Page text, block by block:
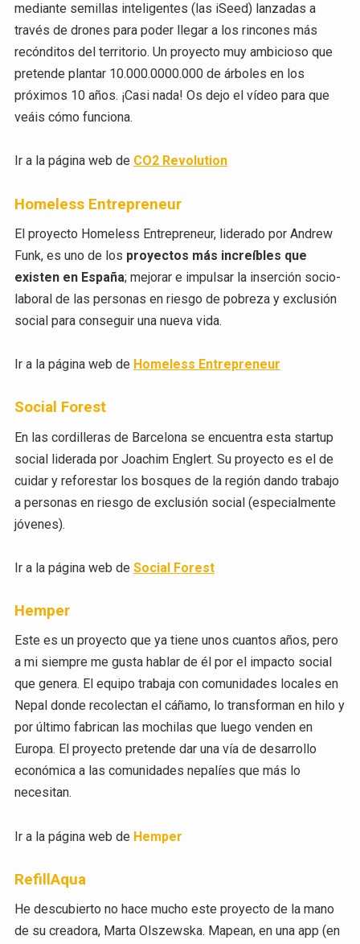
mediante semillas inteligentes (las iSeed) lanzadas a
través de drones para poder llegar a los rincones más
recónditos del territorio. Un proyecto muy ambicioso que
pretende plantar 10.000.0000.000 de árboles en los
próximos 10 años. ¡Casi nada! Os dejo el vídeo para que
veáis cómo funciona.
Ir a la página web de CO2 Revolution
Homeless Entrepreneur
El proyecto Homeless Entrepreneur, liderado por Andrew
Funk, es uno de los proyectos más increíbles que
existen en España; mejorar e impulsar la inserción socio-
laboral de las personas en riesgo de pobreza y exclusión
social para conseguir una nueva vida.
Ir a la página web de Homeless Entrepreneur
Social Forest
En las cordilleras de Barcelona se encuentra esta startup
social liderada por Joachim Englert. Su proyecto es el de
cuidar y reforestar los bosques de la región dando trabajo
a personas en riesgo de exclusión social (especialmente
jóvenes).
Ir a la página web de Social Forest
Hemper
Este es un proyecto que ya tiene unos cuantos años, pero
a mi siempre me gusta hablar de él por el impacto social
que genera. El equipo trabaja con comunidades locales en
Nepal donde recolectan el cáñamo, lo transforman en hilo y
por último fabrican las mochilas que luego venden en
Europa. El proyecto pretende dar una vía de desarrollo
económica a las comunidades nepalíes que más lo
necesitan.
Ir a la página web de Hemper
RefillAqua
He descubierto no hace mucho este proyecto de la mano
de su creadora, Marta Olszewska. Mapean, en una app (en